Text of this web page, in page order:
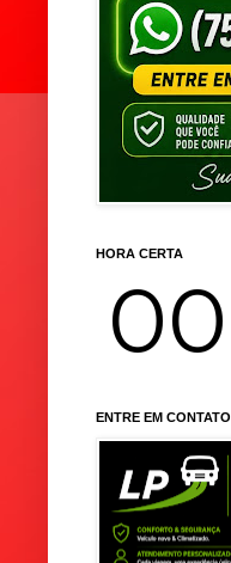
HORA CERTA
ENTRE EM CONTATO